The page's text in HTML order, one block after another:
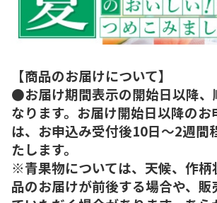
【商品のお届けについて】
●お届け期間表示の開始日以降、
なります。お届け開始日以降のお
は、お申込み受付後10日～2週間
たします。
※青果物については、天候、作柄
品のお届けが前後する場合や、